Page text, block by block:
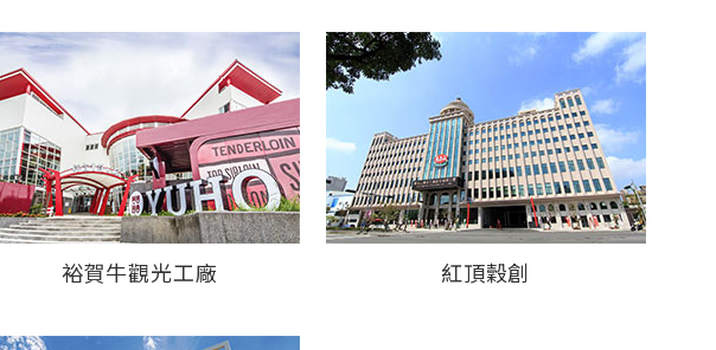
裕賀牛觀光工廠 紅頂穀創